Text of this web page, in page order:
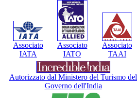
Associato
IATA
Associato
IATO
Associato
TAAI
Autorizzato dal Ministero del Turismo del
Governo dell'India